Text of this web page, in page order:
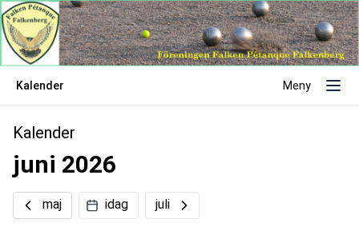
Kalender Meny
Kalender
juni 2026
maj idag juli